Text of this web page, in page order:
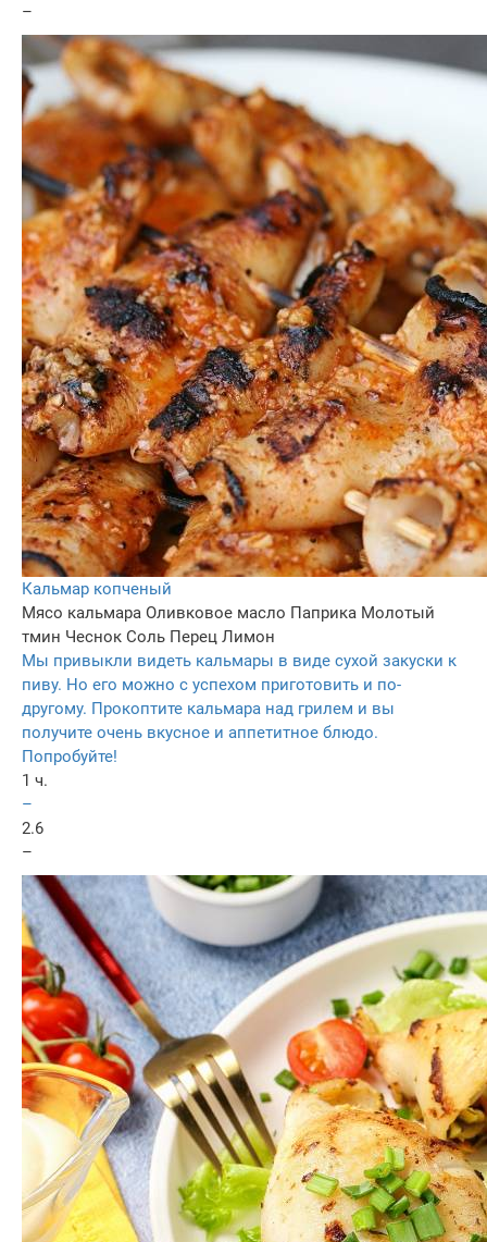
–
Кальмар копченый
Мясо кальмара Оливковое масло Паприка Молотый
тмин Чеснок Соль Перец Лимон
Мы привыкли видеть кальмары в виде сухой закуски к
пиву. Но его можно с успехом приготовить и по-
другому. Прокоптите кальмара над грилем и вы
получите очень вкусное и аппетитное блюдо.
Попробуйте!
1 ч.
–
2.6
–